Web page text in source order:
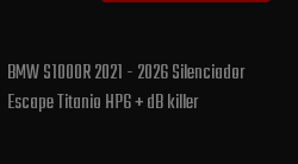
BMW S1000R 2021 - 2026 Silenciador
Escape Titanio HP6 + dB killer